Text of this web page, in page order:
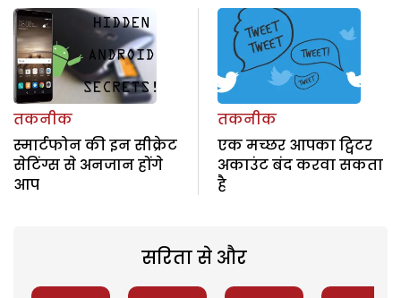
तकनीक
स्मार्टफोन की इन सीक्रेट
सेटिंग्स से अनजान होंगे
आप
तकनीक
एक मच्छर आपका ट्विटर
अकाउंट बंद करवा सकता
है
सरिता से और